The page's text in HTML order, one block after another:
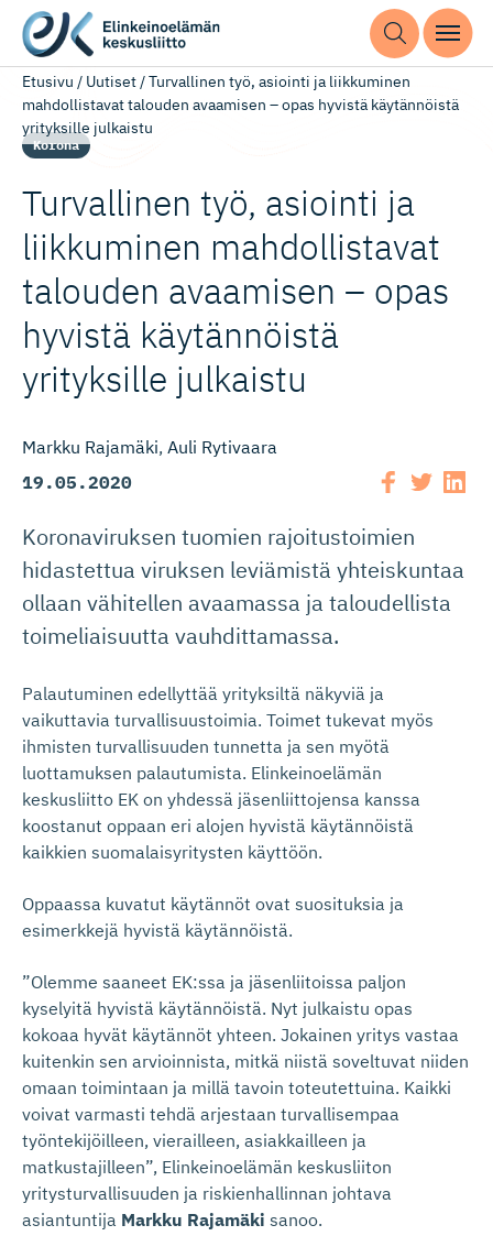
Etusivu / Uutiset/Turvallinen työ, asiointi ja liikkuminen
mahdollistavat talouden avaamisen – opas hyvistä käytännöistä
yrityksille julkaistu
Korona
Turvallinen työ, asiointi ja
liikkuminen mahdollistavat
talouden avaamisen – opas
hyvistä käytännöistä
yrityksille julkaistu
Markku Rajamäki Auli Rytivaara
19.05.2020
Koronaviruksen tuomien rajoitustoimien
hidastettua viruksen leviämistä yhteiskuntaa
ollaan vähitellen avaamassa ja taloudellista
toimeliaisuutta vauhdittamassa.
Palautuminen edellyttää yrityksiltä näkyviä ja
vaikuttavia turvallisuustoimia. Toimet tukevat myös
ihmisten turvallisuuden tunnetta ja sen myötä
luottamuksen palautumista. Elinkeinoelämän
keskusliitto EK on yhdessä jäsenliittojensa kanssa
koostanut oppaan eri alojen hyvistä käytännöistä
kaikkien suomalaisyritysten käyttöön.
Oppaassa kuvatut käytännöt ovat suosituksia ja
esimerkkejä hyvistä käytännöistä.
”Olemme saaneet EK:ssa ja jäsenliitoissa paljon
kyselyitä hyvistä käytännöistä. Nyt julkaistu opas
kokoaa hyvät käytännöt yhteen. Jokainen yritys vastaa
kuitenkin sen arvioinnista, mitkä niistä soveltuvat niiden
omaan toimintaan ja millä tavoin toteutettuina. Kaikki
voivat varmasti tehdä arjestaan turvallisempaa
työntekijöilleen, vierailleen, asiakkailleen ja
matkustajilleen”, Elinkeinoelämän keskusliiton
yritysturvallisuuden ja riskienhallinnan johtava
asiantuntija Markku Rajamäki sanoo.